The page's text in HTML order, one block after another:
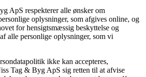
ApS respekterer alle ønsker om
oplysninger, som afgives online, og
for hensigtsmæssig beskyttelse og
alle personlige oplysninger, som vi
ikke kan accepteres,
Tag & Byg ApS sig retten til at afvise